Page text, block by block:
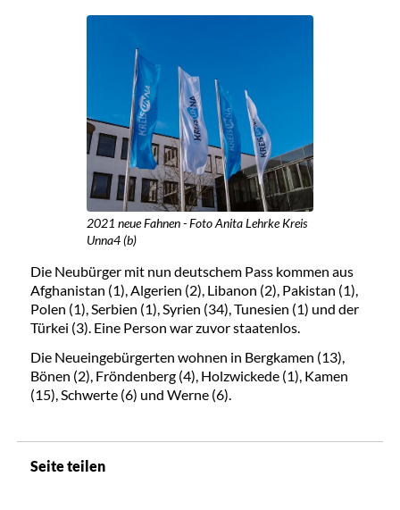
2021 neue Fahnen - Foto Anita Lehrke Kreis
Unna4 (b)
Die Neubürger mit nun deutschem Pass kommen aus
Afghanistan (1), Algerien (2), Libanon (2), Pakistan (1),
Polen (1), Serbien (1), Syrien (34), Tunesien (1) und der
Türkei (3). Eine Person war zuvor staatenlos.
Die Neueingebürgerten wohnen in Bergkamen (13),
Bönen (2), Fröndenberg (4), Holzwickede (1), Kamen
(15), Schwerte (6) und Werne (6).
Seite teilen